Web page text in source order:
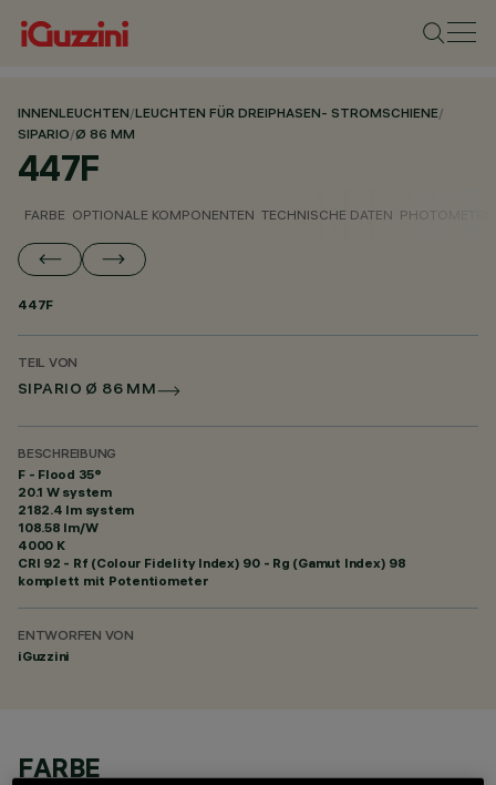
INNENLEUCHTEN/LEUCHTEN FÜR DREIPHASEN- STROMSCHIENE/
SIPARIO/Ø 86 MM
447F
FARBE OPTIONALE KOMPONENTEN TECHNISCHE DATEN
447F
TEIL VON
SIPARIO Ø 86 MM
BESCHREIBUNG
F - Flood 35°
20.1 W system
2182.4 lm system
108.58 lm/W
4000 K
CRI 92 - Rf (Colour Fidelity Index) 90 - Rg (Gamut Index) 98
komplett mit Potentiometer
ENTWORFEN VON
iGuzzini
FARBE